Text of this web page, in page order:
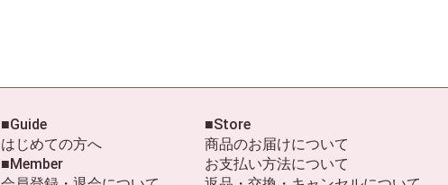
■Guide
はじめての方へ
■Member
■Store
商品のお届けについて
お支払い方法について